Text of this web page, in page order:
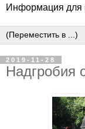
Информация для
2019-11-28
Надгробия